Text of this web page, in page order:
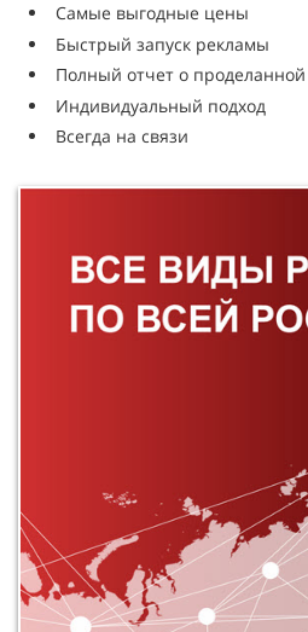
Самые выгодные цены
Быстрый запуск рекламы
Полный отчет о проделанной
Индивидуальный подход
Всегда на связи